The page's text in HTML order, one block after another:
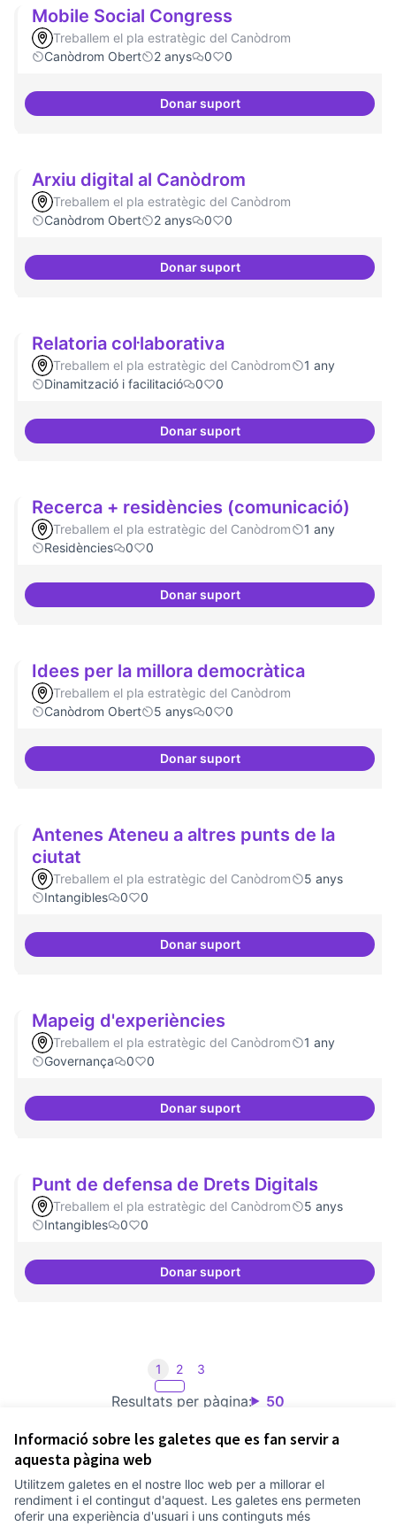
Informació sobre les galetes que es fan servir a
aquesta pàgina web
Utilitzem galetes en el nostre lloc web per a millorar el
rendiment i el contingut d'aquest. Les galetes ens permeten
oferir una experiència d'usuari i uns continguts més
Mobile Social Congress
Treballem el pla estratègic del Canòdrom
Canòdrom Obert
2 anys 0 0
Donar suportMobile Social Congress
Arxiu digital al Canòdrom
Treballem el pla estratègic del Canòdrom
Canòdrom Obert
2 anys 0 0
Donar suportArxiu digital al Canòdrom
Relatoria col·laborativa
Treballem el pla estratègic del Canòdrom
1 any
Dinamització i facilitació
0 0
Donar suportRelatoria col·laborativa
Recerca + residències (comunicació)
Treballem el pla estratègic del Canòdrom
1 any
Residències
0 0
Donar suportRecerca + residències
Idees per la millora democràtica
Treballem el pla estratègic del Canòdrom
Canòdrom Obert
5 anys 0 0
Donar suportIdees per la millora democràtica
Antenes Ateneu a altres punts de la
ciutat
Treballem el pla estratègic del Canòdrom
5 anys
Intangibles
0 0
Donar suportAntenes Ateneu a altres punts
Mapeig d'experiències
Treballem el pla estratègic del Canòdrom
1 any
Governança
0 0
Donar suportMapeig d'experiències
Punt de defensa de Drets Digitals
Treballem el pla estratègic del Canòdrom
5 anys
Intangibles
0 0
Donar suportPunt de defensa de Drets
Resultats per pàgina: 50
1 2 3
Termes i condicions d'ús
Configuració de les galetes
Comunitat Canòdrom a Facebook
(Link externo)
Comunitat Canòdrom a Instagram
(Link externo)
Comunitat Canòdrom a YouTube
(Link externo)